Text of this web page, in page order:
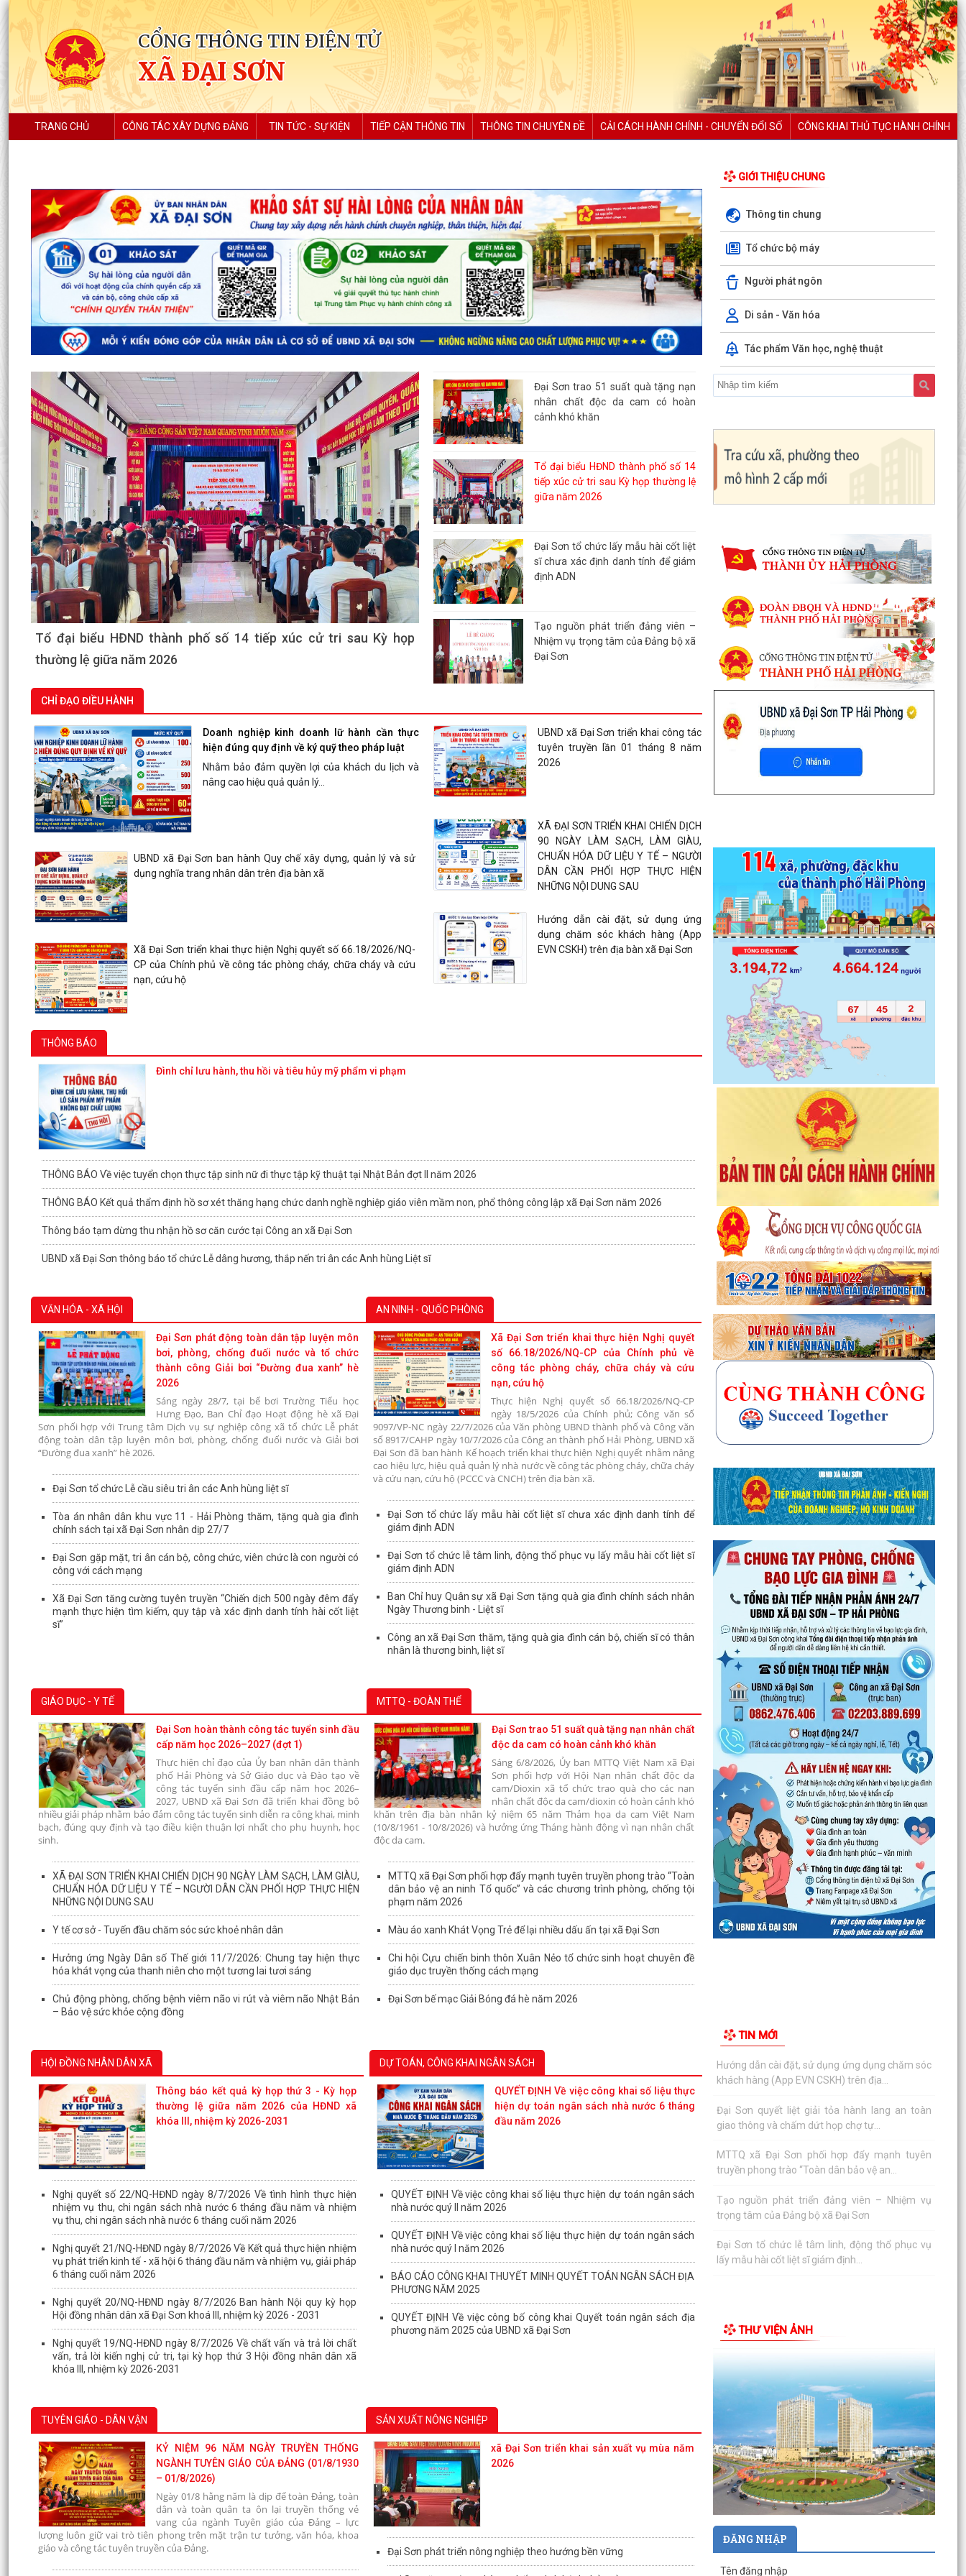
CỔNG THÔNG TIN ĐIỆN TỬ
XÃ ĐẠI SƠN
TRANG CHỦ CÔNG TÁC XÂY DỰNG ĐẢNG TIN TỨC - SỰ KIỆN TIẾP CẬN THÔNG TIN THÔNG TIN CHUYÊN ĐỀ CẢI CÁCH HÀNH CHÍNH - CHUYỂN ĐỔI SỐ CÔNG KHAI THỦ TỤC HÀNH CHÍNH
Đại Sơn tổ chức lấy mẫu hài cốt liệt sĩ chưa xác định danh tính để
giám định ADN
Đại Sơn trao 51 suất quà tặng nạn
nhân chất độc da cam có hoàn
cảnh khó khăn
Tổ đại biểu HĐND thành phố số 14
tiếp xúc cử tri sau Kỳ họp thường lệ
giữa năm 2026
Đại Sơn tổ chức lấy mẫu hài cốt liệt
sĩ chưa xác định danh tính để giám
định ADN
Tạo nguồn phát triển đảng viên –
Nhiệm vụ trọng tâm của Đảng bộ xã
Đại Sơn
giám định ADN
Phòng Giao dịch NHCSXH Tứ Kỳ giải
ngân khoản vay đầu tiên theo Quyết
định số 08/2026/QĐ-TTg
Màu áo xanh Khát Vọng Trẻ để lại
CHỈ ĐẠO ĐIỀU HÀNH
Doanh nghiệp kinh doanh lữ hành cần thực
hiện đúng quy định về ký quỹ theo pháp luật
Nhằm bảo đảm quyền lợi của khách du lịch và
nâng cao hiệu quả quản lý...
UBND xã Đại Sơn ban hành Quy chế xây dựng, quản lý và sử
dụng nghĩa trang nhân dân trên địa bàn xã
Xã Đại Sơn triển khai thực hiện Nghị quyết số 66.18/2026/NQ-
CP của Chính phủ về công tác phòng cháy, chữa cháy và cứu
nạn, cứu hộ
UBND xã Đại Sơn triển khai công tác
tuyên truyền lần 01 tháng 8 năm
2026
XÃ ĐẠI SƠN TRIỂN KHAI CHIẾN DỊCH
90 NGÀY LÀM SẠCH, LÀM GIÀU,
CHUẨN HÓA DỮ LIỆU Y TẾ – NGƯỜI
DÂN CẦN PHỐI HỢP THỰC HIỆN
NHỮNG NỘI DUNG SAU
Hướng dẫn cài đặt, sử dụng ứng
dụng chăm sóc khách hàng (App
EVN CSKH) trên địa bàn xã Đại Sơn
THÔNG BÁO
Đình chỉ lưu hành, thu hồi và tiêu hủy mỹ phẩm vi phạm
THÔNG BÁO Về việc tuyển chọn thực tập sinh nữ đi thực tập kỹ thuật tại Nhật Bản đợt II năm 2026
THÔNG BÁO Kết quả thẩm định hồ sơ xét thăng hạng chức danh nghề nghiệp giáo viên mầm non, phổ thông công lập xã Đại Sơn năm 2026
Thông báo tạm dừng thu nhận hồ sơ căn cước tại Công an xã Đại Sơn
UBND xã Đại Sơn thông báo tổ chức Lễ dâng hương, thắp nến tri ân các Anh hùng Liệt sĩ
VĂN HÓA - XÃ HỘI
Đại Sơn phát động toàn dân tập luyện môn
bơi, phòng, chống đuối nước và tổ chức
thành công Giải bơi “Đường đua xanh” hè
2026
Sáng ngày 28/7, tại bể bơi Trường Tiểu học
Hưng Đạo, Ban Chỉ đạo Hoạt động hè xã Đại
Sơn phối hợp với Trung tâm Dịch vụ sự nghiệp công xã tổ chức Lễ phát
động toàn dân tập luyện môn bơi, phòng, chống đuối nước và Giải bơi
“Đường đua xanh” hè 2026.
Đại Sơn tổ chức Lễ cầu siêu tri ân các Anh hùng liệt sĩ
Tòa án nhân dân khu vực 11 - Hải Phòng thăm, tặng quà gia đình
chính sách tại xã Đại Sơn nhân dịp 27/7
Đại Sơn gặp mặt, tri ân cán bộ, công chức, viên chức là con người có
công với cách mạng
Xã Đại Sơn tăng cường tuyên truyền “Chiến dịch 500 ngày đêm đẩy
mạnh thực hiện tìm kiếm, quy tập và xác định danh tính hài cốt liệt
sĩ”
AN NINH - QUỐC PHÒNG
Xã Đại Sơn triển khai thực hiện Nghị quyết
số 66.18/2026/NQ-CP của Chính phủ về
công tác phòng cháy, chữa cháy và cứu
nạn, cứu hộ
Thực hiện Nghị quyết số 66.18/2026/NQ-CP
ngày 18/5/2026 của Chính phủ; Công văn số
9097/VP-NC ngày 22/7/2026 của Văn phòng UBND thành phố và Công văn
số 8917/CAHP ngày 10/7/2026 của Công an thành phố Hải Phòng, UBND xã
Đại Sơn đã ban hành Kế hoạch triển khai thực hiện Nghị quyết nhằm nâng
cao hiệu lực, hiệu quả quản lý nhà nước về công tác phòng cháy, chữa cháy
và cứu nạn, cứu hộ (PCCC và CNCH) trên địa bàn xã.
Đại Sơn tổ chức lấy mẫu hài cốt liệt sĩ chưa xác định danh tính để
giám định ADN
Đại Sơn tổ chức lễ tâm linh, động thổ phục vụ lấy mẫu hài cốt liệt sĩ
giám định ADN
Ban Chỉ huy Quân sự xã Đại Sơn tặng quà gia đình chính sách nhân
Ngày Thương binh - Liệt sĩ
Công an xã Đại Sơn thăm, tặng quà gia đình cán bộ, chiến sĩ có thân
nhân là thương binh, liệt sĩ
GIÁO DỤC - Y TẾ
Đại Sơn hoàn thành công tác tuyển sinh đầu
cấp năm học 2026–2027 (đợt 1)
Thực hiện chỉ đạo của Ủy ban nhân dân thành
phố Hải Phòng và Sở Giáo dục và Đào tạo về
công tác tuyển sinh đầu cấp năm học 2026–
2027, UBND xã Đại Sơn đã triển khai đồng bộ
nhiều giải pháp nhằm bảo đảm công tác tuyển sinh diễn ra công khai, minh
bạch, đúng quy định và tạo điều kiện thuận lợi nhất cho phụ huynh, học
sinh.
XÃ ĐẠI SƠN TRIỂN KHAI CHIẾN DỊCH 90 NGÀY LÀM SẠCH, LÀM GIÀU,
CHUẨN HÓA DỮ LIỆU Y TẾ – NGƯỜI DÂN CẦN PHỐI HỢP THỰC HIỆN
NHỮNG NỘI DUNG SAU
Y tế cơ sở - Tuyến đầu chăm sóc sức khoẻ nhân dân
Hưởng ứng Ngày Dân số Thế giới 11/7/2026: Chung tay hiện thực
hóa khát vọng của thanh niên cho một tương lai tươi sáng
Chủ động phòng, chống bệnh viêm não vi rút và viêm não Nhật Bản
– Bảo vệ sức khỏe cộng đồng
MTTQ - ĐOÀN THỂ
Đại Sơn trao 51 suất quà tặng nạn nhân chất
độc da cam có hoàn cảnh khó khăn
Sáng 6/8/2026, Ủy ban MTTQ Việt Nam xã Đại
Sơn phối hợp với Hội Nạn nhân chất độc da
cam/Dioxin xã tổ chức trao quà cho các nạn
nhân chất độc da cam/dioxin có hoàn cảnh khó
khăn trên địa bàn nhân kỷ niệm 65 năm Thảm họa da cam Việt Nam
(10/8/1961 - 10/8/2026) và hưởng ứng Tháng hành động vì nạn nhân chất
độc da cam.
MTTQ xã Đại Sơn phối hợp đẩy mạnh tuyên truyền phong trào “Toàn
dân bảo vệ an ninh Tổ quốc” và các chương trình phòng, chống tội
phạm năm 2026
Màu áo xanh Khát Vọng Trẻ để lại nhiều dấu ấn tại xã Đại Sơn
Chi hội Cựu chiến binh thôn Xuân Nẻo tổ chức sinh hoạt chuyên đề
giáo dục truyền thống cách mạng
Đại Sơn bế mạc Giải Bóng đá hè năm 2026
HỘI ĐỒNG NHÂN DÂN XÃ
Thông báo kết quả kỳ họp thứ 3 - Kỳ họp
thường lệ giữa năm 2026 của HĐND xã
khóa III, nhiệm kỳ 2026-2031
Nghị quyết số 22/NQ-HĐND ngày 8/7/2026 Về tình hình thực hiện
nhiệm vụ thu, chi ngân sách nhà nước 6 tháng đầu năm và nhiệm
vụ thu, chi ngân sách nhà nước 6 tháng cuối năm 2026
Nghị quyết 21/NQ-HĐND ngày 8/7/2026 Về Kết quả thực hiện nhiệm
vụ phát triển kinh tế - xã hội 6 tháng đầu năm và nhiệm vụ, giải pháp
6 tháng cuối năm 2026
Nghị quyết 20/NQ-HĐND ngày 8/7/2026 Ban hành Nội quy kỳ họp
Hội đồng nhân dân xã Đại Sơn khoá III, nhiệm kỳ 2026 - 2031
Nghị quyết 19/NQ-HĐND ngày 8/7/2026 Về chất vấn và trả lời chất
vấn, trả lời kiến nghị cử tri, tại kỳ họp thứ 3 Hội đồng nhân dân xã
khóa III, nhiệm kỳ 2026-2031
DỰ TOÁN, CÔNG KHAI NGÂN SÁCH
QUYẾT ĐỊNH Về việc công khai số liệu thực
hiện dự toán ngân sách nhà nước 6 tháng
đầu năm 2026
QUYẾT ĐỊNH Về việc công khai số liệu thực hiện dự toán ngân sách
nhà nước quý II năm 2026
QUYẾT ĐỊNH Về việc công khai số liệu thực hiện dự toán ngân sách
nhà nước quý I năm 2026
BÁO CÁO CÔNG KHAI THUYẾT MINH QUYẾT TOÁN NGÂN SÁCH ĐỊA
PHƯƠNG NĂM 2025
QUYẾT ĐỊNH Về việc công bố công khai Quyết toán ngân sách địa
phương năm 2025 của UBND xã Đại Sơn
TUYÊN GIÁO - DÂN VẬN
KỶ NIỆM 96 NĂM NGÀY TRUYỀN THỐNG
NGÀNH TUYÊN GIÁO CỦA ĐẢNG (01/8/1930
– 01/8/2026)
Ngày 01/8 hằng năm là dịp để toàn Đảng, toàn
dân và toàn quân ta ôn lại truyền thống vẻ
vang của ngành Tuyên giáo của Đảng – lực
lượng luôn giữ vai trò tiên phong trên mặt trận tư tưởng, văn hóa, khoa
giáo và công tác tuyên truyền của Đảng.
SẢN XUẤT NÔNG NGHIỆP
xã Đại Sơn triển khai sản xuất vụ mùa năm
2026
Đại Sơn phát triển nông nghiệp theo hướng bền vững
GIỚI THIỆU CHUNG
Thông tin chung
Tổ chức bộ máy
Người phát ngôn
Di sản - Văn hóa
Tác phẩm Văn học, nghệ thuật
TIN MỚI
UBND xã Đại Sơn triển khai Kế hoạch giám sát
và xử lý dịch, ổ dịch, chủ động...
UBND xã Đại Sơn triển khai kế hoạch bảo đảm
an toàn thực phẩm, phòng chống ngộ...
Tăng cường công tác truyền thông phòng,
chống bệnh dại năm 2026
THÔNG BÁO Về việc tuyển chọn thực tập sinh
nữ đi thực tập kỹ thuật tại Nhật...
Tăng cường phát hiện bệnh lao gắn với khám
sức khỏe định kỳ cho người dân trên...
THƯ VIỆN ẢNH
ĐĂNG NHẬP
Tên đăng nhập